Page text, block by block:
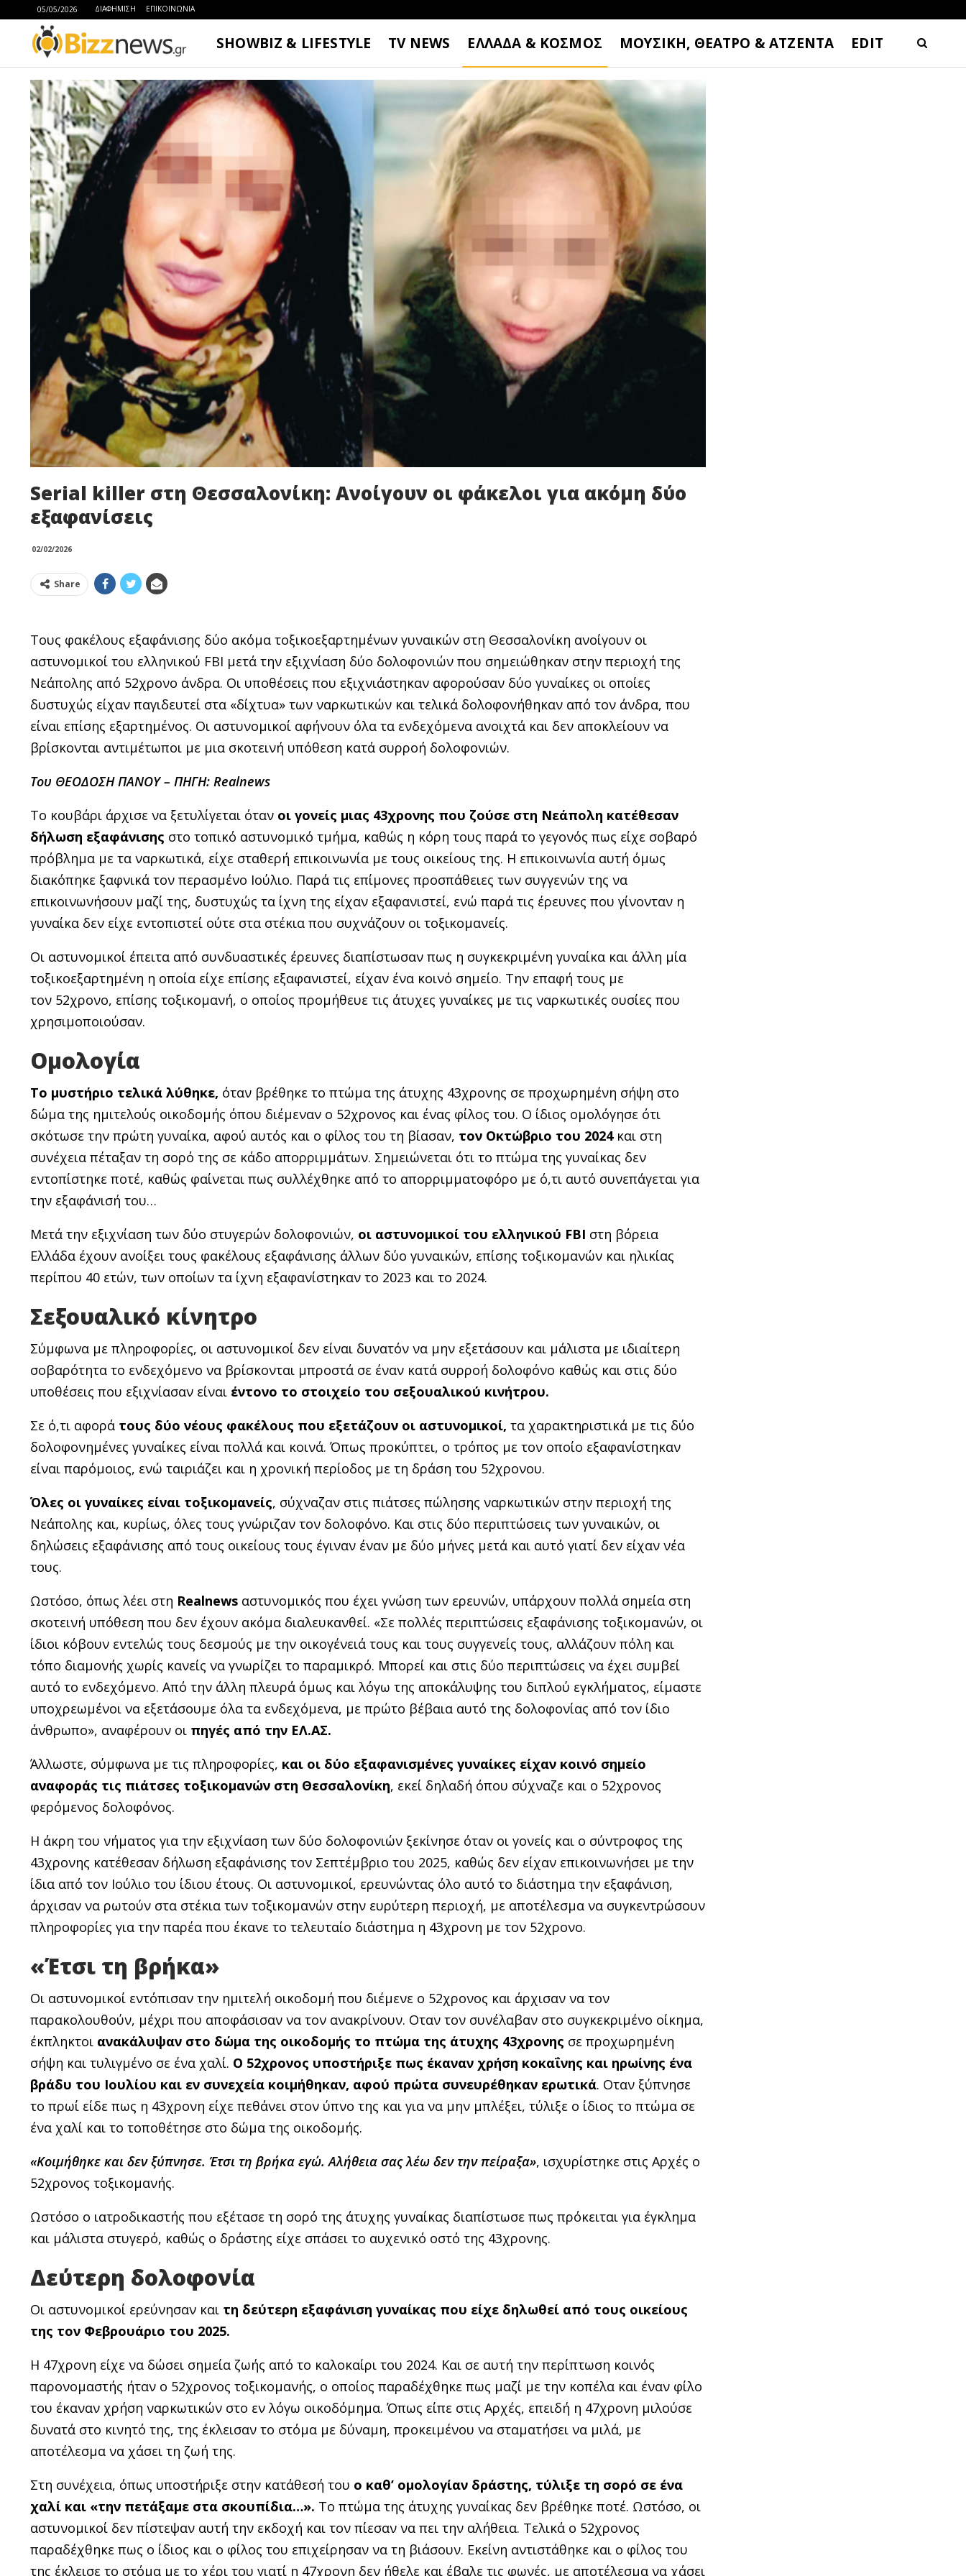
05/05/2026 ΔΙΑΦΗΜΙΣΗ ΕΠΙΚΟΙΝΩΝΙΑ
SHOWBIZ & LIFESTYLE TV NEWS ΕΛΛΑΔΑ & ΚΟΣΜΟΣ ΜΟΥΣΙΚΗ, ΘΕΑΤΡΟ & ΑΤΖΕΝΤΑ EDIT
Serial killer στη Θεσσαλονίκη: Ανοίγουν οι φάκελοι για ακόμη δύο
εξαφανίσεις
02/02/2026
Share
Τους φακέλους εξαφάνισης δύο ακόμα τοξικοεξαρτημένων γυναικών στη Θεσσαλονίκη ανοίγουν οι
αστυνομικοί του ελληνικού FBI μετά την εξιχνίαση δύο δολοφονιών που σημειώθηκαν στην περιοχή της
Νεάπολης από 52χρονο άνδρα. Οι υποθέσεις που εξιχνιάστηκαν αφορούσαν δύο γυναίκες οι οποίες
δυστυχώς είχαν παγιδευτεί στα «δίχτυα» των ναρκωτικών και τελικά δολοφονήθηκαν από τον άνδρα, που
είναι επίσης εξαρτημένος. Οι αστυνομικοί αφήνουν όλα τα ενδεχόμενα ανοιχτά και δεν αποκλείουν να
βρίσκονται αντιμέτωποι με μια σκοτεινή υπόθεση κατά συρροή δολοφονιών.
Του ΘΕΟΔΟΣΗ ΠΑΝΟΥ – ΠΗΓΗ: Realnews
Το κουβάρι άρχισε να ξετυλίγεται όταν οι γονείς μιας 43χρονης που ζούσε στη Νεάπολη κατέθεσαν
δήλωση εξαφάνισης στο τοπικό αστυνομικό τμήμα, καθώς η κόρη τους παρά το γεγονός πως είχε σοβαρό
πρόβλημα με τα ναρκωτικά, είχε σταθερή επικοινωνία με τους οικείους της. Η επικοινωνία αυτή όμως
διακόπηκε ξαφνικά τον περασμένο Ιούλιο. Παρά τις επίμονες προσπάθειες των συγγενών της να
επικοινωνήσουν μαζί της, δυστυχώς τα ίχνη της είχαν εξαφανιστεί, ενώ παρά τις έρευνες που γίνονταν η
γυναίκα δεν είχε εντοπιστεί ούτε στα στέκια που συχνάζουν οι τοξικομανείς.
Οι αστυνομικοί έπειτα από συνδυαστικές έρευνες διαπίστωσαν πως η συγκεκριμένη γυναίκα και άλλη μία
τοξικοεξαρτημένη η οποία είχε επίσης εξαφανιστεί, είχαν ένα κοινό σημείο. Την επαφή τους με
τον 52χρονο, επίσης τοξικομανή, ο οποίος προμήθευε τις άτυχες γυναίκες με τις ναρκωτικές ουσίες που
χρησιμοποιούσαν.
Ομολογία
Το μυστήριο τελικά λύθηκε, όταν βρέθηκε το πτώμα της άτυχης 43χρονης σε προχωρημένη σήψη στο
δώμα της ημιτελούς οικοδομής όπου διέμεναν ο 52χρονος και ένας φίλος του. Ο ίδιος ομολόγησε ότι
σκότωσε την πρώτη γυναίκα, αφού αυτός και ο φίλος του τη βίασαν, τον Οκτώβριο του 2024και στη
συνέχεια πέταξαν τη σορό της σε κάδο απορριμμάτων. Σημειώνεται ότι το πτώμα της γυναίκας δεν
εντοπίστηκε ποτέ, καθώς φαίνεται πως συλλέχθηκε από το απορριμματοφόρο με ό,τι αυτό συνεπάγεται για
την εξαφάνισή του…
Μετά την εξιχνίαση των δύο στυγερών δολοφονιών, οι αστυνομικοί του ελληνικού FBI στη βόρεια
Ελλάδα έχουν ανοίξει τους φακέλους εξαφάνισης άλλων δύο γυναικών, επίσης τοξικομανών και ηλικίας
περίπου 40 ετών, των οποίων τα ίχνη εξαφανίστηκαν το 2023 και το 2024.
Σεξουαλικό κίνητρο
Σύμφωνα με πληροφορίες, οι αστυνομικοί δεν είναι δυνατόν να μην εξετάσουν και μάλιστα με ιδιαίτερη
σοβαρότητα το ενδεχόμενο να βρίσκονται μπροστά σε έναν κατά συρροή δολοφόνο καθώς και στις δύο
υποθέσεις που εξιχνίασαν είναι έντονο το στοιχείο του σεξουαλικού κινήτρου.
Σε ό,τι αφορά τους δύο νέους φακέλους που εξετάζουν οι αστυνομικοί, τα χαρακτηριστικά με τις δύο
δολοφονημένες γυναίκες είναι πολλά και κοινά. Όπως προκύπτει, ο τρόπος με τον οποίο εξαφανίστηκαν
είναι παρόμοιος, ενώ ταιριάζει και η χρονική περίοδος με τη δράση του 52χρονου.
Όλες οι γυναίκες είναι τοξικομανείς, σύχναζαν στις πιάτσες πώλησης ναρκωτικών στην περιοχή της
Νεάπολης και, κυρίως, όλες τους γνώριζαν τον δολοφόνο. Και στις δύο περιπτώσεις των γυναικών, οι
δηλώσεις εξαφάνισης από τους οικείους τους έγιναν έναν με δύο μήνες μετά και αυτό γιατί δεν είχαν νέα
τους.
Ωστόσο, όπως λέει στη Realnews αστυνομικός που έχει γνώση των ερευνών, υπάρχουν πολλά σημεία στη
σκοτεινή υπόθεση που δεν έχουν ακόμα διαλευκανθεί. «Σε πολλές περιπτώσεις εξαφάνισης τοξικομανών, οι
ίδιοι κόβουν εντελώς τους δεσμούς με την οικογένειά τους και τους συγγενείς τους, αλλάζουν πόλη και
τόπο διαμονής χωρίς κανείς να γνωρίζει το παραμικρό. Μπορεί και στις δύο περιπτώσεις να έχει συμβεί
αυτό το ενδεχόμενο. Από την άλλη πλευρά όμως και λόγω της αποκάλυψης του διπλού εγκλήματος, είμαστε
υποχρεωμένοι να εξετάσουμε όλα τα ενδεχόμενα, με πρώτο βέβαια αυτό της δολοφονίας από τον ίδιο
άνθρωπο», αναφέρουν οι πηγές από την ΕΛ.ΑΣ.
Άλλωστε, σύμφωνα με τις πληροφορίες, και οι δύο εξαφανισμένες γυναίκες είχαν κοινό σημείο
αναφοράς τις πιάτσες τοξικομανών στη Θεσσαλονίκη, εκεί δηλαδή όπου σύχναζε και ο 52χρονος
φερόμενος δολοφόνος.
Η άκρη του νήματος για την εξιχνίαση των δύο δολοφονιών ξεκίνησε όταν οι γονείς και ο σύντροφος της
43χρονης κατέθεσαν δήλωση εξαφάνισης τον Σεπτέμβριο του 2025, καθώς δεν είχαν επικοινωνήσει με την
ίδια από τον Ιούλιο του ίδιου έτους. Οι αστυνομικοί, ερευνώντας όλο αυτό το διάστημα την εξαφάνιση,
άρχισαν να ρωτούν στα στέκια των τοξικομανών στην ευρύτερη περιοχή, με αποτέλεσμα να συγκεντρώσουν
πληροφορίες για την παρέα που έκανε το τελευταίο διάστημα η 43χρονη με τον 52χρονο.
«Έτσι τη βρήκα»
Οι αστυνομικοί εντόπισαν την ημιτελή οικοδομή που διέμενε ο 52χρονος και άρχισαν να τον
παρακολουθούν, μέχρι που αποφάσισαν να τον ανακρίνουν. Οταν τον συνέλαβαν στο συγκεκριμένο οίκημα,
έκπληκτοι ανακάλυψαν στο δώμα της οικοδομής το πτώμα της άτυχης 43χρονης σε προχωρημένη
σήψη και τυλιγμένο σε ένα χαλί. Ο 52χρονος υποστήριξε πως έκαναν χρήση κοκαΐνης και ηρωίνης ένα
βράδυ του Ιουλίου και εν συνεχεία κοιμήθηκαν, αφού πρώτα συνευρέθηκαν ερωτικά. Οταν ξύπνησε
το πρωί είδε πως η 43χρονη είχε πεθάνει στον ύπνο της και για να μην μπλέξει, τύλιξε ο ίδιος το πτώμα σε
ένα χαλί και το τοποθέτησε στο δώμα της οικοδομής.
«Κοιμήθηκε και δεν ξύπνησε. Έτσι τη βρήκα εγώ. Αλήθεια σας λέω δεν την πείραξα», ισχυρίστηκε στις Αρχές ο
52χρονος τοξικομανής.
Ωστόσο ο ιατροδικαστής που εξέτασε τη σορό της άτυχης γυναίκας διαπίστωσε πως πρόκειται για έγκλημα
και μάλιστα στυγερό, καθώς ο δράστης είχε σπάσει το αυχενικό οστό της 43χρονης.
Δεύτερη δολοφονία
Οι αστυνομικοί ερεύνησαν και τη δεύτερη εξαφάνιση γυναίκας που είχε δηλωθεί από τους οικείους
της τον Φεβρουάριο του 2025.
Η 47χρονη είχε να δώσει σημεία ζωής από το καλοκαίρι του 2024. Και σε αυτή την περίπτωση κοινός
παρονομαστής ήταν ο 52χρονος τοξικομανής, ο οποίος παραδέχθηκε πως μαζί με την κοπέλα και έναν φίλο
του έκαναν χρήση ναρκωτικών στο εν λόγω οικοδόμημα. Όπως είπε στις Αρχές, επειδή η 47χρονη μιλούσε
δυνατά στο κινητό της, της έκλεισαν το στόμα με δύναμη, προκειμένου να σταματήσει να μιλά, με
αποτέλεσμα να χάσει τη ζωή της.
Στη συνέχεια, όπως υποστήριξε στην κατάθεσή του ο καθ’ ομολογίαν δράστης, τύλιξε τη σορό σε ένα
χαλί και «την πετάξαμε στα σκουπίδια…». Το πτώμα της άτυχης γυναίκας δεν βρέθηκε ποτέ. Ωστόσο, οι
αστυνομικοί δεν πίστεψαν αυτή την εκδοχή και τον πίεσαν να πει την αλήθεια. Τελικά ο 52χρονος
παραδέχθηκε πως ο ίδιος και ο φίλος του επιχείρησαν να τη βιάσουν. Εκείνη αντιστάθηκε και ο φίλος του
της έκλεισε το στόμα με το χέρι του γιατί η 47χρονη δεν ήθελε και έβαλε τις φωνές, με αποτέλεσμα να χάσει